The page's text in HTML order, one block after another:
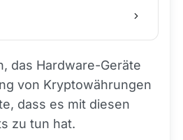
das Hardware-Geräte
von Kryptowährungen
dass es mit diesen
zu tun hat.